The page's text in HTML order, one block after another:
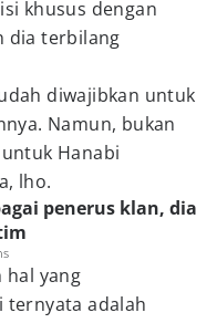
khusus dengan
dia terbilang
diwajibkan untuk
Namun, bukan
Hanabi
lho.
penerus klan, dia
hal yang
ternyata adalah